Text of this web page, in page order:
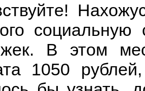
социальную
В этом
1050